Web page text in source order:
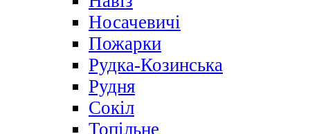
Носачевичі
Пожарки
Рудка-Козинська
Рудня
Сокіл
Топільне